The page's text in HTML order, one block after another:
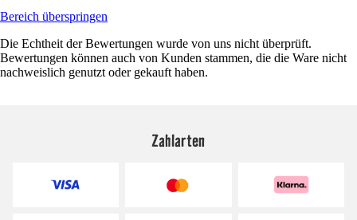
Bereich überspringen
Die Echtheit der Bewertungen wurde von uns nicht überprüft.
Bewertungen können auch von Kunden stammen, die die Ware nicht
nachweislich genutzt oder gekauft haben.
Zahlarten